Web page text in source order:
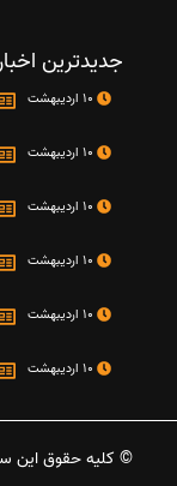
جدیدترین
© کلیه حقوق این